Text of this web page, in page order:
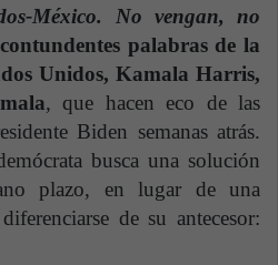
México. No vengan, no
palabras de la
Unidos, Kamala Harris,
, que hacen eco de las
Biden semanas atrás.
busca una solución
plazo, en lugar de una
de su antecesor: